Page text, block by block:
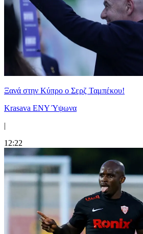
Ξανά στην Κύπρο ο Σερζ Ταμπέκου!
Krasava ENY Ύψωνα
|
12:22